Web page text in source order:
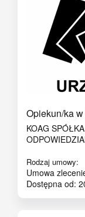
Opiekun/ka w
KOAG
Rodzaj umowy:
Umowa
Dostępna od: